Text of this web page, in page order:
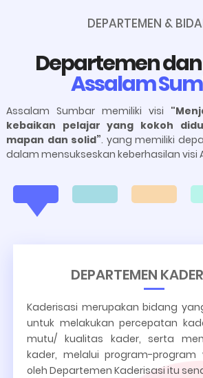
DEPARTEMEN &
Departemen
Assalam
Assalam Sumbar memiliki visi
kebaikan pelajar yang kokoh
mapan dan solid”. yang memiliki
dalam mensukseskan keberhasilan visi
DEPARTEMEN
Kaderisasi merupakan bidang
untuk melakukan percepatan
mutu/ kualitas kader, serta
kader, melalui program-
oleh Departemen Kaderisasi itu